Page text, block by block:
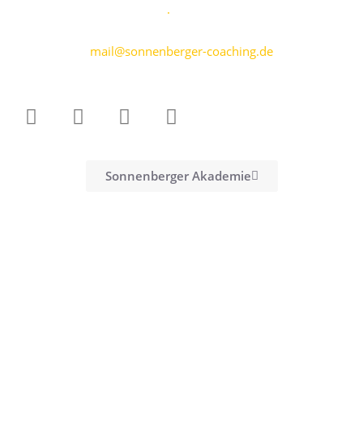
·
mail@sonnenberger-coaching.de
Sonnenberger Akademie